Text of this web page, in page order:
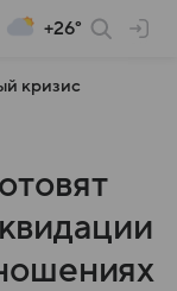
+26°
кризис